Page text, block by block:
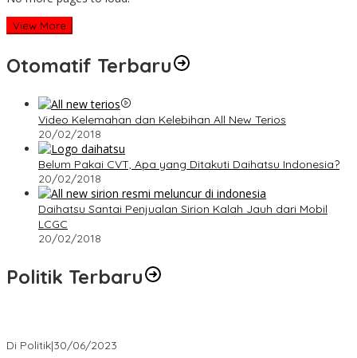
View More
Otomatif Terbaru
Video Kelemahan dan Kelebihan All New Terios
20/02/2018
Belum Pakai CVT, Apa yang Ditakuti Daihatsu Indonesia?
20/02/2018
Daihatsu Santai Penjualan Sirion Kalah Jauh dari Mobil
LCGC
20/02/2018
Politik Terbaru
Di Politik|30/06/2023